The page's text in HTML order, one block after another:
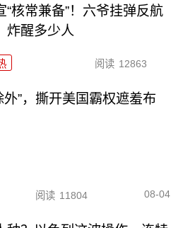
“核常兼备”！六爷挂弹反航
炸醒多少人
阅读 12863
”，撕开美国霸权遮羞布
阅读 11804 08-04